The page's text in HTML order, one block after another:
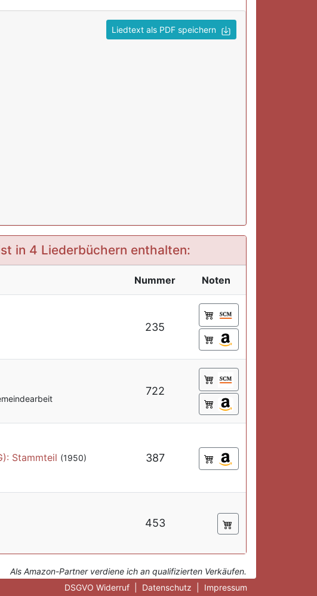
Liedtext als PDF speichern
in 4 Liederbüchern enthalten:
Nummer Noten
235
722
Stammteil (1950) 387
453
Als Amazon-Partner verdiene ich an qualifizierten Verkäufen.
DSGVO Widerruf Datenschutz Impressum